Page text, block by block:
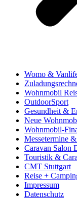
Womo &
Wohnmobil
OutdoorSport
Gesundheit &
Neue
Wohnmobil-
Messetermine
Caravan Salon
Touristik &
CMT Stuttgart
Reise +
Impressum
Datenschutz